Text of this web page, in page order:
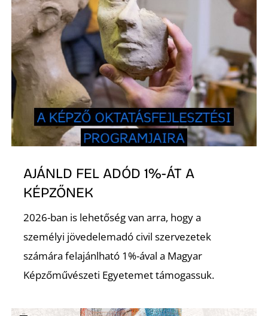
AJÁNLD FEL ADÓD 1%-ÁT A
KÉPZŐNEK
2026-ban is lehetőség van arra, hogy a
személyi jövedelemadó civil szervezetek
számára felajánlható 1%-ával a Magyar
Képzőművészeti Egyetemet támogassuk.